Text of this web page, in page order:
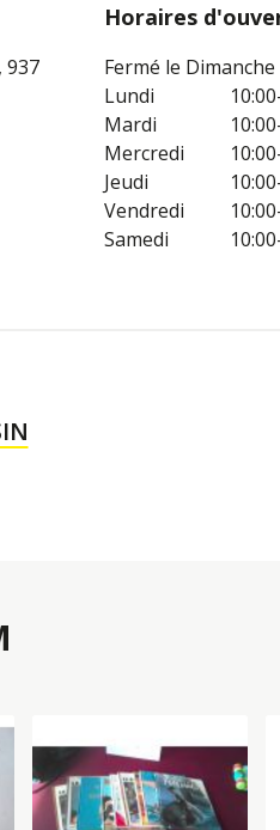
937
Horaires
Fermé le Dimanche
Lundi
Mardi
Mercredi
Jeudi
Vendredi
Samedi